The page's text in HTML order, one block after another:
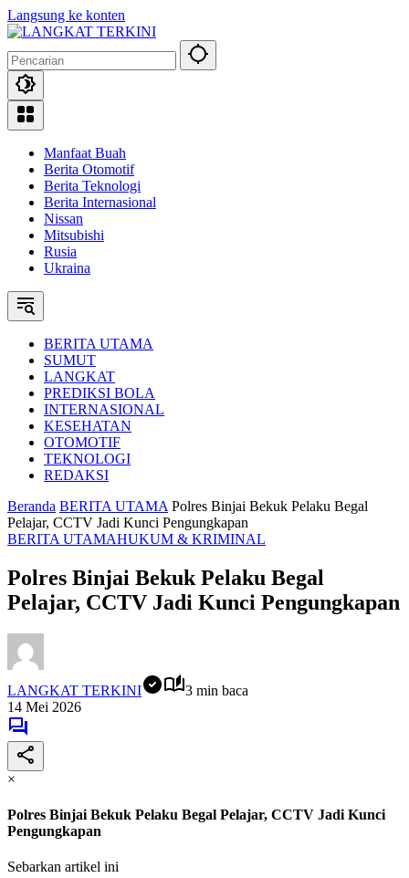
Langsung ke konten
Manfaat Buah
Berita Otomotif
Berita Teknologi
Berita Internasional
Nissan
Mitsubishi
Rusia
Ukraina
BERITA UTAMA
SUMUT
LANGKAT
PREDIKSI BOLA
INTERNASIONAL
KESEHATAN
OTOMOTIF
TEKNOLOGI
REDAKSI
Beranda BERITA UTAMA Polres Binjai Bekuk Pelaku Begal
Pelajar, CCTV Jadi Kunci Pengungkapan
BERITA UTAMAHUKUM & KRIMINAL
Polres Binjai Bekuk Pelaku Begal
Pelajar, CCTV Jadi Kunci Pengungkapan
LANGKAT TERKINI
3 min baca
14 Mei 2026
×
Polres Binjai Bekuk Pelaku Begal Pelajar, CCTV Jadi Kunci
Pengungkapan
Sebarkan artikel ini